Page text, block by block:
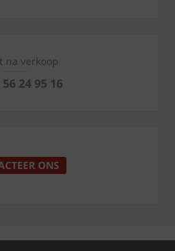
na verkoop
56 24 95 16
ONS